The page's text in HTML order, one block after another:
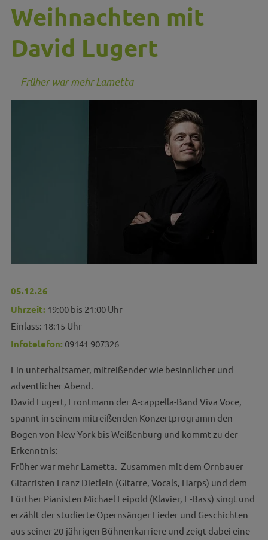
Weihnachten mit
David Lugert
Früher war mehr Lametta
05.12.26
Uhrzeit: 19:00 bis 21:00 Uhr
Einlass: 18:15 Uhr
Infotelefon: 09141 907326
Ein unterhaltsamer, mitreißender wie besinnlicher und
adventlicher Abend.
David Lugert, Frontmann der A-cappella-Band Viva Voce,
spannt in seinem mitreißenden Konzertprogramm den
Bogen von New York bis Weißenburg und kommt zu der
Erkenntnis:
Früher war mehr Lametta. Zusammen mit dem Ornbauer
Gitarristen Franz Dietlein (Gitarre, Vocals, Harps) und dem
Fürther Pianisten Michael Leipold (Klavier, E-Bass) singt und
erzählt der studierte Opernsänger Lieder und Geschichten
aus seiner 20-jährigen Bühnenkarriere und zeigt dabei eine